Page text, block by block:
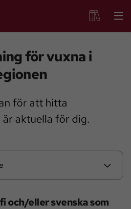
för vuxna i
för att hitta
aktuella för dig.
och/eller svenska som